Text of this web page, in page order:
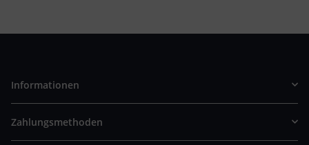
Informationen
Zahlungsmethoden